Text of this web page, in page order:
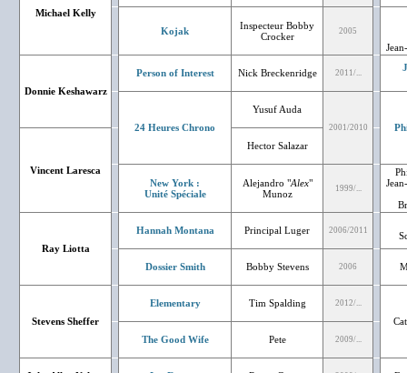
Michael Kelly
Kojak
Inspecteur Bobby
Crocker
2005
Donnie Keshawarz
Person of Interest Nick Breckenridge 2011/...
24 Heures Chrono
Yusuf Auda
2001/2010
Vincent Laresca
Hector Salazar
New York :
Unité Spéciale
Alejandro "Alex"
Munoz
1999/...
Ray Liotta
Hannah Montana Principal Luger 2006/2011
Dossier Smith Bobby Stevens 2006
Stevens Sheffer
Elementary Tim Spalding 2012/...
The Good Wife
Pete 2009/...